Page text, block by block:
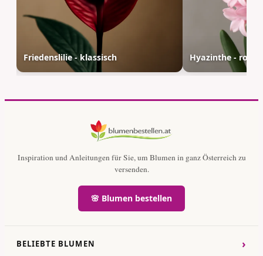
Friedenslilie - klassisch Hyazinthe - rosa
Inspiration und Anleitungen für Sie, um Blumen in ganz Österreich zu
versenden.
🌸 Blumen bestellen
BELIEBTE BLUMEN ›